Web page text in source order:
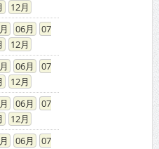
12
06
07
12
06
07
12
06
07
12
06
07